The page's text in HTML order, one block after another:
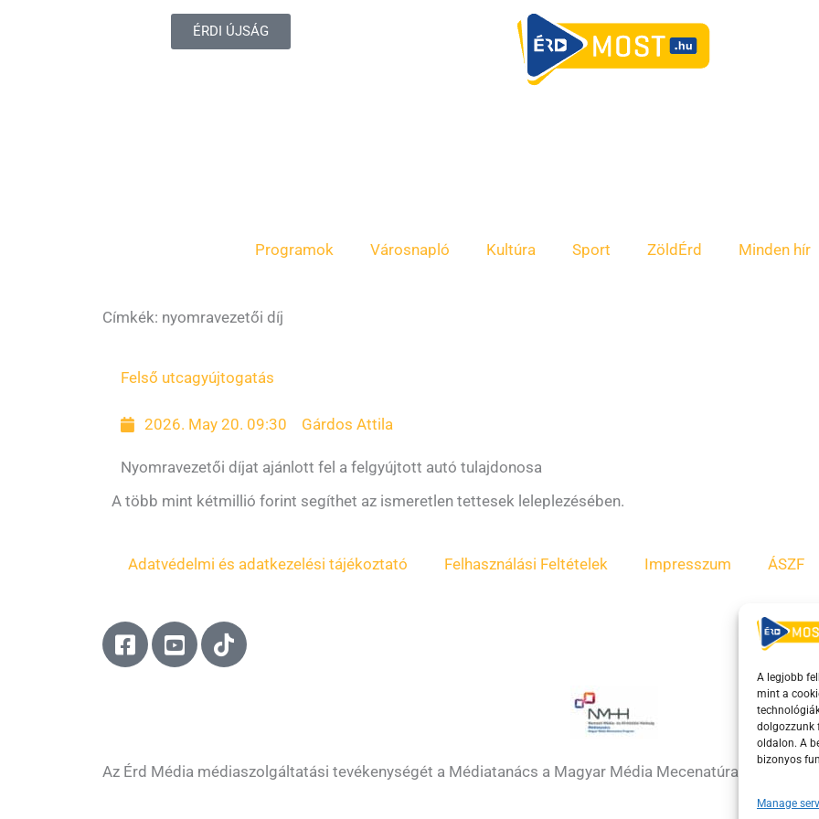
A legjobb
mint a
dolgozzunk
oldalon. A
bizonyos
Manage
ÉRDI ÚJSÁG
Programok Városnapló Kultúra Sport ZöldÉrd Minden hír
Címkék: nyomravezetői díj
Felső utcagyújtogatás
2026. May 20. 09:30 Gárdos Attila
Nyomravezetői díjat ajánlott fel a felgyújtott autó tulajdonosa
A több mint kétmillió forint segíthet az ismeretlen tettesek leleplezésében.
Adatvédelmi és adatkezelési tájékoztató Felhasználási Feltételek Impresszum ÁSZF
F
a
o
Y
o
e
T
i
Az Érd Média médiaszolgáltatási tevékenységét a Médiatanács a Magyar Média Mecenatúra program